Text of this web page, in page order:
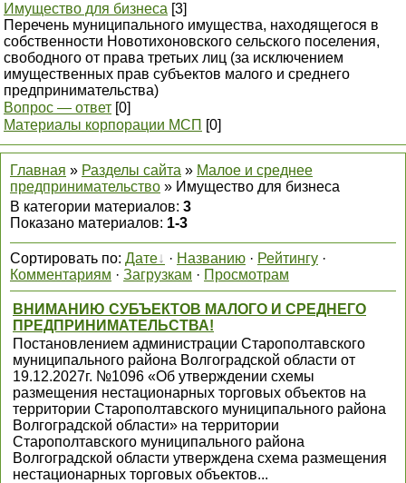
Имущество для бизнеса [3]
Перечень муниципального имущества, находящегося в
собственности Новотихоновского сельского поселения,
свободного от права третьих лиц (за исключением
имущественных прав субъектов малого и среднего
предпринимательства)
Вопрос — ответ [0]
Материалы корпорации МСП [0]
Главная » Разделы сайта » Малое и среднее
предпринимательство » Имущество для бизнеса
В категории материалов: 3
Показано материалов: 1-3
Сортировать по: Дате · Названию · Рейтингу ·
Комментариям · Загрузкам · Просмотрам
ВНИМАНИЮ СУБЪЕКТОВ МАЛОГО И СРЕДНЕГО
ПРЕДПРИНИМАТЕЛЬСТВА!
Постановлением администрации Старополтавского
муниципального района Волгоградской области от
19.12.2027г. №1096 «Об утверждении схемы
размещения нестационарных торговых объектов на
территории Старополтавского муниципального района
Волгоградской области» на территории
Старополтавского муниципального района
Волгоградской области утверждена схема размещения
нестационарных торговых объектов...